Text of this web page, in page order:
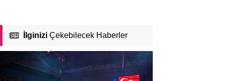
İlginiziÇekebilecek Haberler